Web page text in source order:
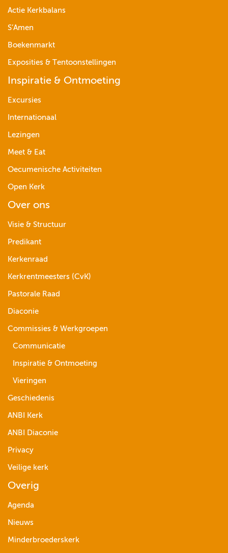
Actie Kerkbalans
S’Amen
Boekenmarkt
Exposities & Tentoonstellingen
Inspiratie & Ontmoeting
Excursies
Internationaal
Lezingen
Meet & Eat
Oecumenische Activiteiten
Open Kerk
Over ons
Visie & Structuur
Predikant
Kerkenraad
Kerkrentmeesters (CvK)
Pastorale Raad
Diaconie
Commissies & Werkgroepen
Communicatie
Inspiratie & Ontmoeting
Vieringen
Geschiedenis
ANBI Kerk
ANBI Diaconie
Privacy
Veilige kerk
Overig
Agenda
Nieuws
Minderbroederskerk